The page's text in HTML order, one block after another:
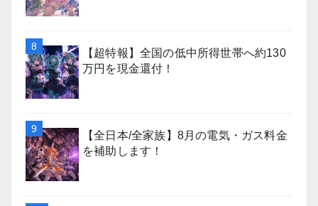
【超特報】全国の低中所得世帯へ約130
万円を現金還付！
【全日本/全家族】8月の電気・ガス料金
を補助します！